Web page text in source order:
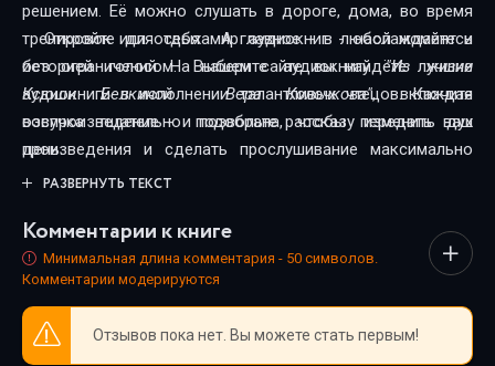
решением. Её можно слушать в дороге, дома, во время
тренировок или отдыха. А главное - в любой момент и
без ограничений. На нашем сайте вы найдёте лучшие
аудиокниги в исполнении талантливых чтецов. Каждая
озвучка тщательно подобрана, чтобы передать дух
произведения и сделать прослушивание максимально
комфортным. Новинки и классика, фантастика и драма,
каждый нашёл книгу по душе.
Откройте для себя мир аудиокниг - наслаждайтесь
историей голосом. Выберите аудиокнигу"Из жизни
Ксюши Белкиной - Вера Колочкова", включите
воспроизведение - и позвольте рассказу изменить ваш
день.
РАЗВЕРНУТЬ ТЕКСТ
Комментарии к книге
Минимальная длина комментария - 50 символов.
Комментарии модерируются
Отзывов пока нет. Вы можете стать первым!